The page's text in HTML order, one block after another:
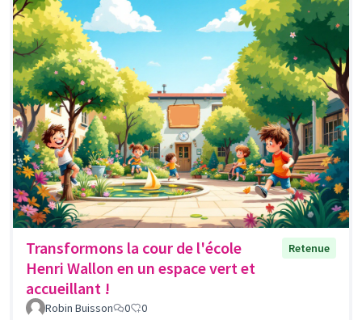
Transformons la cour de l'école
Henri Wallon en un espace vert et
accueillant !
Retenue
Robin Buisson 0 0